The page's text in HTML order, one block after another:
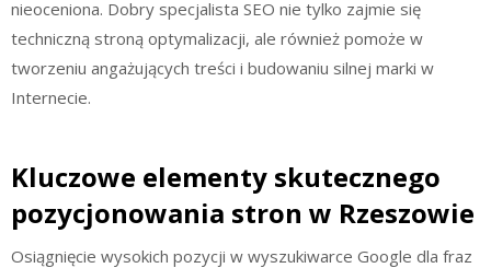
nieoceniona. Dobry specjalista SEO nie tylko zajmie się
techniczną stroną optymalizacji, ale również pomoże w
tworzeniu angażujących treści i budowaniu silnej marki w
Internecie.
Kluczowe elementy skutecznego
pozycjonowania stron w Rzeszowie
Osiągnięcie wysokich pozycji w wyszukiwarce Google dla fraz